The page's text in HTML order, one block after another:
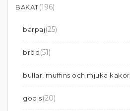
BAKAT(196)
bärpaj(25)
bröd(51)
bullar, muffins och mjuka kakor
godis(20)